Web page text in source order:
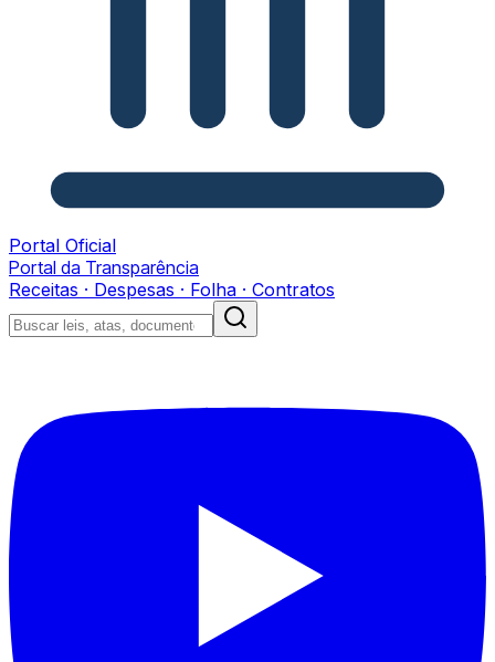
Portal Oficial
Portal da Transparência
Receitas · Despesas · Folha · Contratos